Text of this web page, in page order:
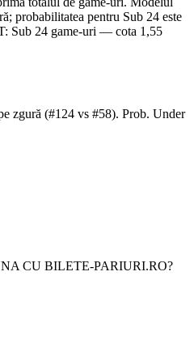
probabilitatea pentru Sub 24 este
Sub 24 game-uri — cota 1,55
zgură (#124 vs #58). Prob. Under
CU BILETE-PARIURI.RO?